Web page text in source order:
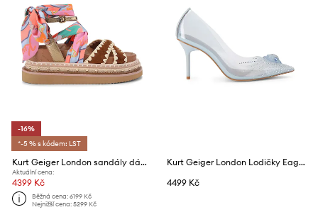
-16%
*-5 % s kódem: LST
Kurt Geiger London sandály dámské kožené Orson Cross Scarf Sdl
Aktuální cena:
4399 Kč
Běžná cena:6199 Kč
Nejnižší cena:5299 Kč
Kurt Geiger London Lodičky Eagle Vinyl Court Pale Blue
4499 Kč